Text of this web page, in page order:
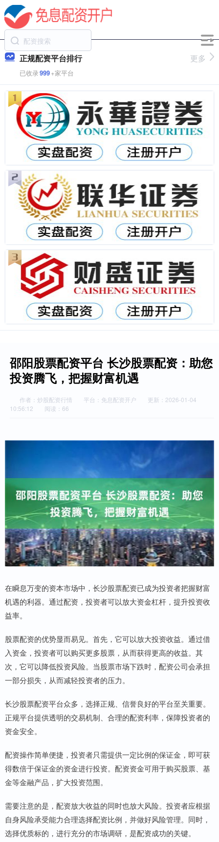
正规配资平台排行
已收录999+家平台
更多
邵阳股票配资平台 长沙股票配资：助您
投资腾飞，把握财富机遇
作者：炒股配资行情 平台：免息配资开户
更新：2026-01-04
10:56:12
阅读：66
在瞬息万变的资本市场中，长沙股票配资已成为投资者把握财富
机遇的利器。通过配资，投资者可以放大资金杠杆，提升投资收
益率。
股票配资的优势显而易见。首先，它可以放大投资收益。通过借
入资金，投资者可以购买更多股票，从而获得更高的收益。其
次，它可以降低投资风险。当股票市场下跌时，配资公司会承担
一部分损失，从而减轻投资者的压力。
长沙股票配资平台众多，选择正规、信誉良好的平台至关重要。
正规平台提供透明的交易机制、合理的配资利率，保障投资者的
资金安全。
配资操作简单便捷，投资者只需提供一定比例的保证金，即可获
得数倍于保证金的资金进行投资。配资资金可用于购买股票、基
金等金融产品，扩大投资范围。
需要注意的是，配资放大收益的同时也放大风险。投资者应根据
自身风险承受能力合理选择配资比例，并做好风险管理。同时，
选择优质标的，进行充分的市场调研，是配资成功的关键。